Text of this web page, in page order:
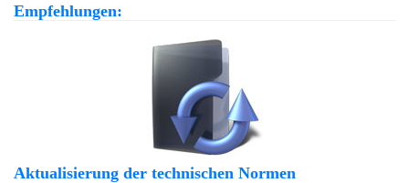
Empfehlungen:
Aktualisierung der technischen Normen